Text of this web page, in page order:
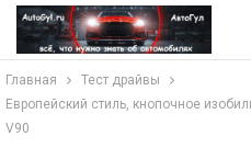
Главная
Тест драйвы
Европейский стиль, кнопочное
V90